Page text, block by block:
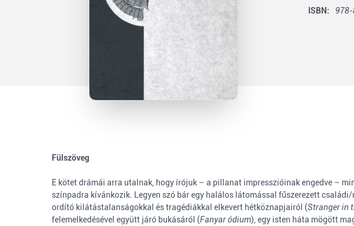
ISBN:
Fülszöveg
E kötet drámái arra utalnak, hogy írójuk – a pillanat impresszióinak engedve –
színpadra kívánkozik. Legyen szó bár egy halálos látomással fűszerezett
ordító kilátástalanságokkal és tragédiákkal elkevert hétköznapjairól (Stranger in
felemelkedésével együtt járó bukásáról (Fanyar ódium), egy isten háta mögött